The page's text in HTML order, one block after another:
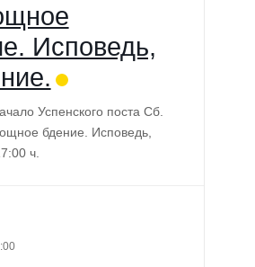
Исповедь,
Успенского поста Сб.
бдение. Исповедь,
ч.